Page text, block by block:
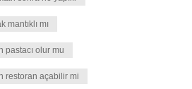
mantıklı mı
pastacı olur mu
restoran açabilir mi